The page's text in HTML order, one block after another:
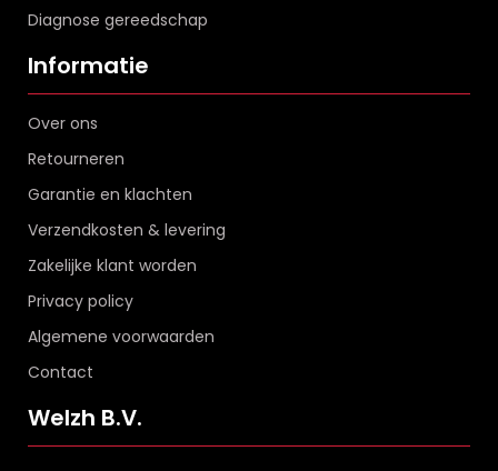
Diagnose gereedschap
Informatie
Over ons
Retourneren
Garantie en klachten
Verzendkosten & levering
Zakelijke klant worden
Privacy policy
Algemene voorwaarden
Contact
Welzh B.V.